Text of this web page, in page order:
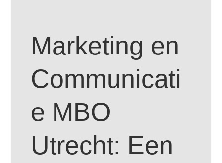
Marketing en
Communicati
e MBO
Utrecht: Een